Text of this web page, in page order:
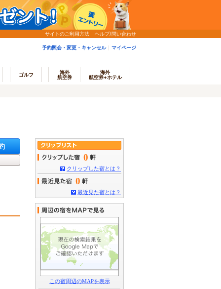
サイトのご利用方法 ヘルプ/問い合わせ
予約照会・変更・キャンセル マイページ
ゴルフ
海外
航空券
海外
航空券+ホテル
0
クリップした宿とは？
0
最近見た宿とは？
この宿周辺のMAPを表示